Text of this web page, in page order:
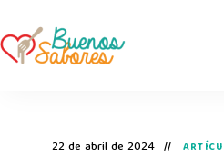
22 de abril de 2024